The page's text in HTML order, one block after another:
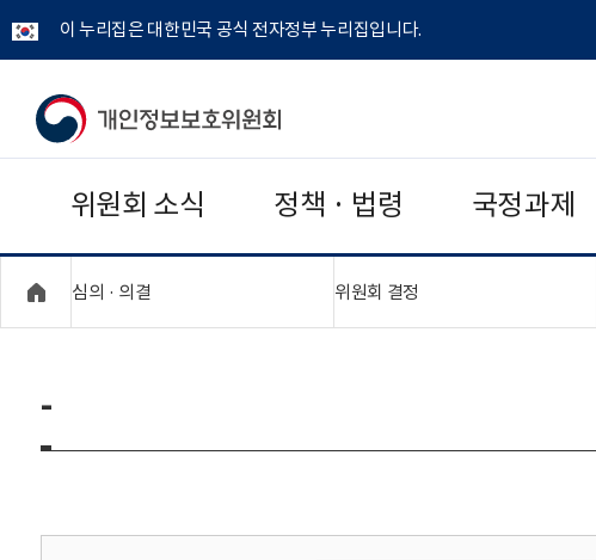
이 누리집은 대한민국 공식 전자정부 누리집입니다.
개
보
보
위
회
위원회 소식 정책 · 법령 국정과제
심의 · 의결 위원회 결정
-